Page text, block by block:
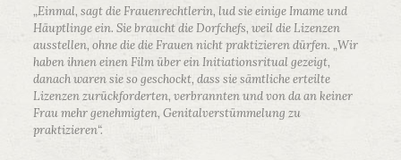
„Einmal, sagt die Frauenrechtlerin, lud sie einige Imame und
Häuptlinge ein. Sie braucht die Dorfchefs, weil die Lizenzen
ausstellen, ohne die die Frauen nicht praktizieren dürfen. „Wir
haben ihnen einen Film über ein Initiationsritual gezeigt,
danach waren sie so geschockt, dass sie sämtliche erteilte
Lizenzen zurückforderten, verbrannten und von da an keiner
Frau mehr genehmigten, Genitalverstümmelung zu
praktizieren“.